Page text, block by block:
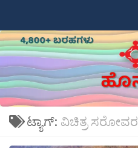
ಟ್ಯಾಗ್: ವಿಚಿತ್ರ ಸರೋವರ